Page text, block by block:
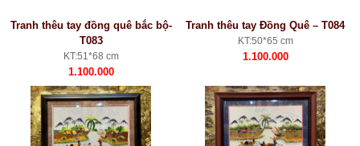
Tranh thêu tay đồng quê bắc bộ-
T083
KT:51*68 cm
1.100.000
Tranh thêu tay Đồng Quê – T084
KT:50*65 cm
1.100.000